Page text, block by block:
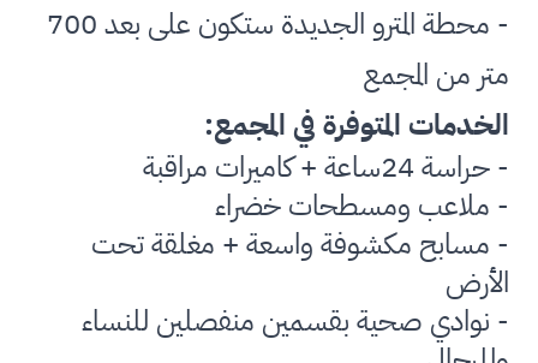
- محطة المترو الجديدة ستكون على بعد 700
متر من المجمع
الخدمات المتوفرة في المجمع:
- حراسة 24ساعة + كاميرات مراقبة
- ملاعب ومسطحات خضراء
- مسابح مكشوفة واسعة + مغلقة تحت
الأرض
- نوادي صحية بقسمين منفصلين للنساء